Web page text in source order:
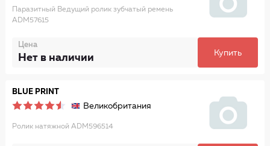
Паразитный Ведущий ролик зубчатый ремень
ADM57615
Цена
Нет в наличии Купить
BLUE PRINT
Великобритания
Ролик натяжной ADM596514